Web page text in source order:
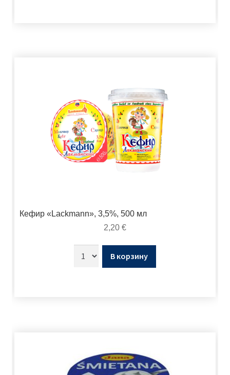
Кефир «Lackmann», 3,5%, 500 мл
2,20 €
В корзину